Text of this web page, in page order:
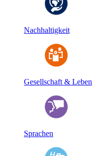
Nachhaltigkeit
Gesellschaft & Leben
Sprachen